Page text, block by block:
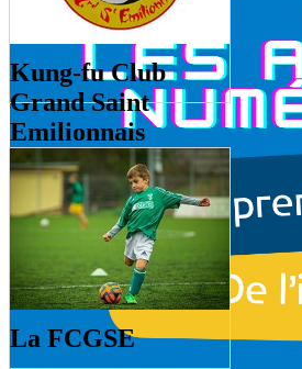
Kung-fu Club
Grand Saint
Emilionnais
Apprentissage et pratique du
Kung-ku (art martial chinois)
La FCGSE